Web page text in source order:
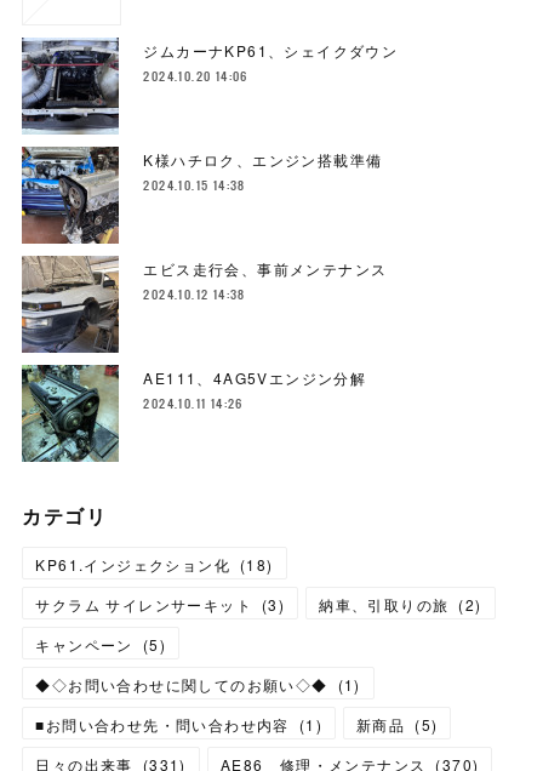
ジムカーナKP61、シェイクダウン
2024.10.20 14:06
K様ハチロク、エンジン搭載準備
2024.10.15 14:38
エビス走行会、事前メンテナンス
2024.10.12 14:38
AE111、4AG5Vエンジン分解
2024.10.11 14:26
カテゴリ
KP61.インジェクション化 (18)
サクラム サイレンサーキット
(3) 納車、引取りの旅 (2)
キャンペーン
(5)
◆◇お問い合わせに関してのお願い◇◆
(1)
■お問い合わせ先・問い合わせ内容
(1 ) 新商品 (5)
日々の出来事
(331) AE86 修理・メンテナンス (370)